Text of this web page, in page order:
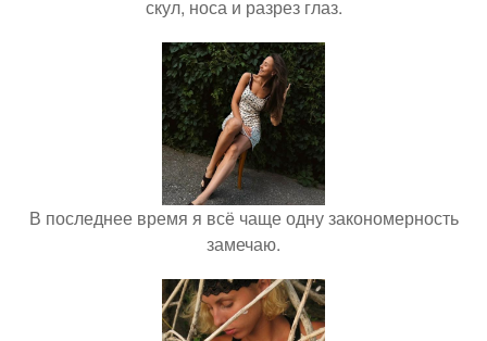
скул, носа и разрез глаз.
В последнее время я всё чаще одну закономерность
замечаю.